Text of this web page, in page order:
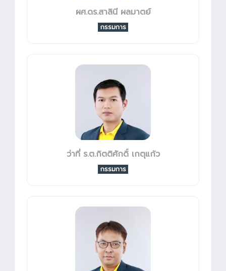
ผศ.ดร.สาลินี ผลมาตย์
กรรมการ
ว่าที่ ร.ต.กิตติศักดิ์ เกตุแก้ว
กรรมการ